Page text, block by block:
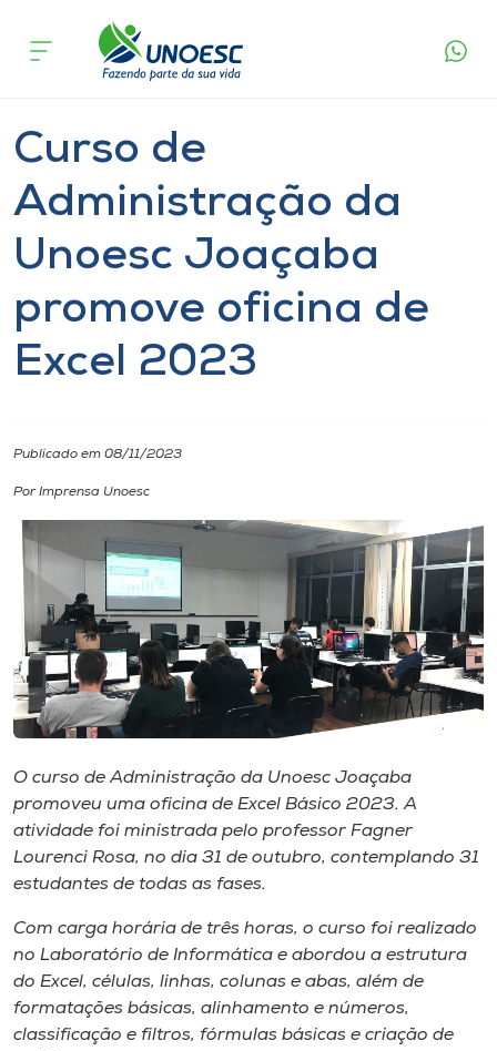
Cursos
Pesquisa
Atendimento ao Estudante
Portal de Ensino
Internacionalização
I.nova
Diplomados
Cultura
CPA
Biblioteca
Editora
Rádio
Museu
acontece
Geral
Curso de
Administração da
Unoesc Joaçaba
promove oficina de
Excel 2023
Publicado em 08/11/2023
Por Imprensa Unoesc
O curso de Administração da Unoesc Joaçaba
promoveu uma oficina de Excel Básico 2023. A
atividade foi ministrada pelo professor Fagner
Lourenci Rosa, no dia 31 de outubro, contemplando 31
estudantes de todas as fases.
Com carga horária de três horas, o curso foi realizado
no Laboratório de Informática e abordou a estrutura
do Excel, células, linhas, colunas e abas, além de
formatações básicas, alinhamento e números,
classificação e filtros, fórmulas básicas e criação de